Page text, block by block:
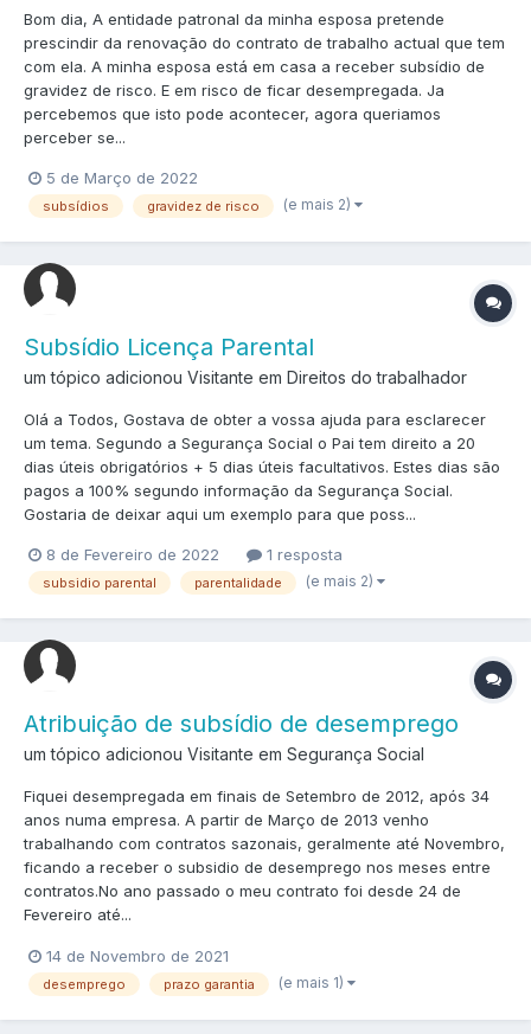
Bom dia, A entidade patronal da minha esposa pretende
prescindir da renovação do contrato de trabalho actual que tem
com ela. A minha esposa está em casa a receber subsídio de
gravidez de risco. E em risco de ficar desempregada. Ja
percebemos que isto pode acontecer, agora queriamos
perceber se...
5 de Março de 2022
subsídios gravidez de risco (e mais 2)
Subsídio Licença Parental
um tópico adicionou Visitante em Direitos do trabalhador
Olá a Todos, Gostava de obter a vossa ajuda para esclarecer
um tema. Segundo a Segurança Social o Pai tem direito a 20
dias úteis obrigatórios + 5 dias úteis facultativos. Estes dias são
pagos a 100% segundo informação da Segurança Social.
Gostaria de deixar aqui um exemplo para que poss...
8 de Fevereiro de 2022 1 resposta
subsidio parental parentalidade (e mais 2)
Atribuição de subsídio de desemprego
um tópico adicionou Visitante em Segurança Social
Fiquei desempregada em finais de Setembro de 2012, após 34
anos numa empresa. A partir de Março de 2013 venho
trabalhando com contratos sazonais, geralmente até Novembro,
ficando a receber o subsidio de desemprego nos meses entre
contratos.No ano passado o meu contrato foi desde 24 de
Fevereiro até...
14 de Novembro de 2021
desemprego prazo garantia (e mais 1)